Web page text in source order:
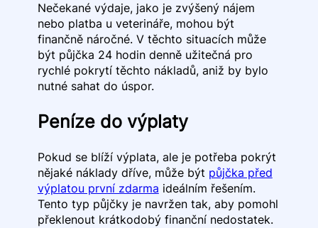
Nečekané výdaje, jako je zvýšený nájem
nebo platba u veterináře, mohou být
finančně náročné. V těchto situacích může
být půjčka 24 hodin denně užitečná pro
rychlé pokrytí těchto nákladů, aniž by bylo
nutné sahat do úspor.
Peníze do výplaty
Pokud se blíží výplata, ale je potřeba pokrýt
nějaké náklady dříve, může být půjčka před
výplatou první zdarma ideálním řešením.
Tento typ půjčky je navržen tak, aby pomohl
překlenout krátkodobý finanční nedostatek.